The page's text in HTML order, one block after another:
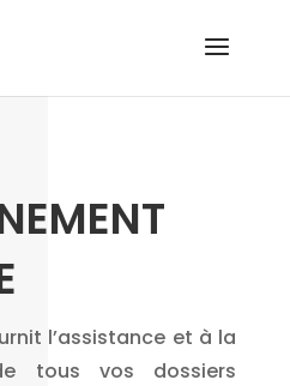
l’assistance et à la
tous vos dossiers